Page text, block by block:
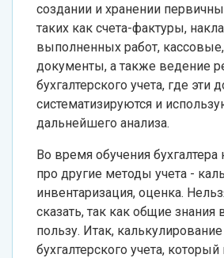
создании и хранении
таких как счета-фактуры,
выполненных работ,
документы, а также ведение
бухгалтерского учета, где эти
систематизируются и
дальнейшего анализа.
Во время обучения
про другие методы учета -
инвентаризация, оценка.
сказать, так как общие знания
пользу. Итак,
бухгалтерского учета,